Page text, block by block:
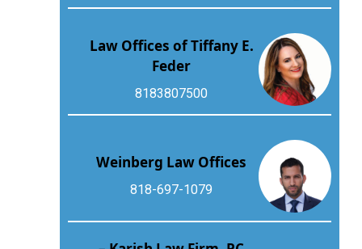
Law Offices of Tiffany E.
Feder
8183807500
Weinberg Law Offices
818-697-1079